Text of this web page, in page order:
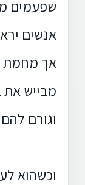
שפעמים
אנשים
אך מחמת
מבייש את
וגורם
וכשהוא